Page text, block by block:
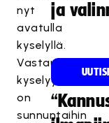
nyt
avatulla
kyselyllä.
Vastausaikaa
kyselyyn
on
sunnuntaihin
ja